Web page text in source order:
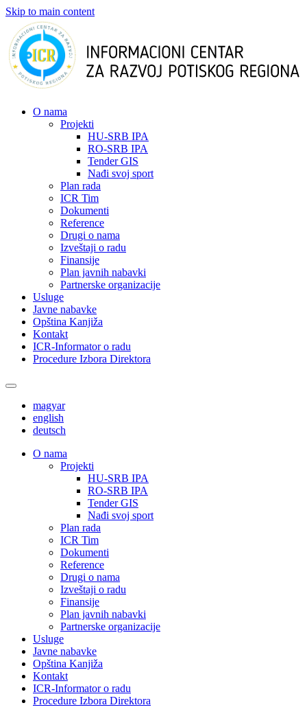
Skip to main content
О nama
Projekti
HU-SRB IPA
RO-SRB IPA
Tender GIS
Nađi svoj sport
Plan rada
ICR Tim
Dokumenti
Reference
Drugi o nama
Izveštaji o radu
Finansije
Plan javnih nabavki
Partnerske organizacije
Usluge
Javne nabavke
Opština Kanjiža
Kontakt
ICR-Informator o radu
Procedure Izbora Direktora
magyar
english
deutsch
О nama
Projekti
HU-SRB IPA
RO-SRB IPA
Tender GIS
Nađi svoj sport
Plan rada
ICR Tim
Dokumenti
Reference
Drugi o nama
Izveštaji o radu
Finansije
Plan javnih nabavki
Partnerske organizacije
Usluge
Javne nabavke
Opština Kanjiža
Kontakt
ICR-Informator o radu
Procedure Izbora Direktora